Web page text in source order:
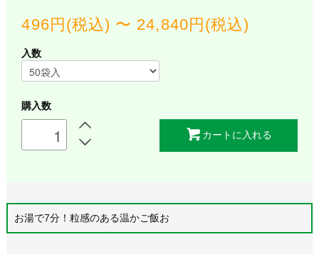
496円(税込) 〜 24,840円(税込)
入数
購入数
カートに入れる
お湯で7分！粒感のある温かご飯お